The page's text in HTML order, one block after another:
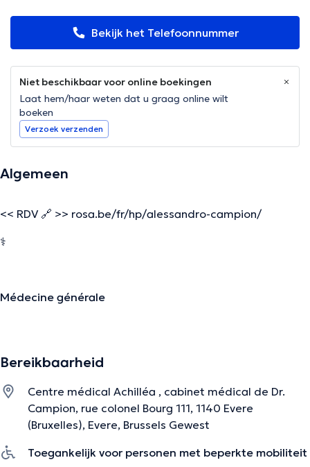
Bekijk het Telefoonnummer
Niet beschikbaar voor online boekingen
Laat hem/haar weten dat u graag online wilt
boeken
Verzoek verzenden
Algemeen
<< RDV 🔗 >> rosa.be/fr/hp/alessandro-campion/
⚕️
Médecine générale
charge complète, suivi du patient.
tropisme en traumatologie et médecine du sport
op geverifieerde informatie.
Bereikbaarheid
Centre médical Achilléa , cabinet médical de Dr.
Campion, rue colonel Bourg 111, 1140 Evere
(Bruxelles), Evere, Brussels Gewest
Toegankelijk voor personen met beperkte mobiliteit